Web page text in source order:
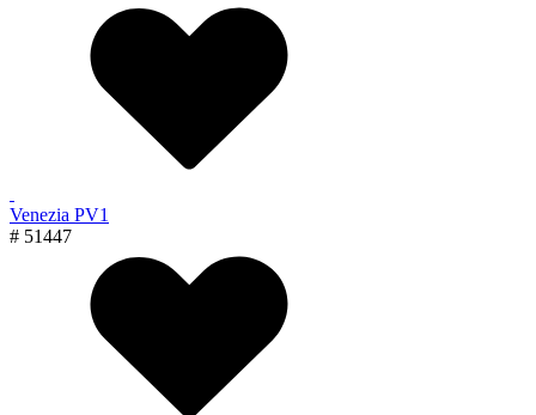
Venezia PV1
# 51447